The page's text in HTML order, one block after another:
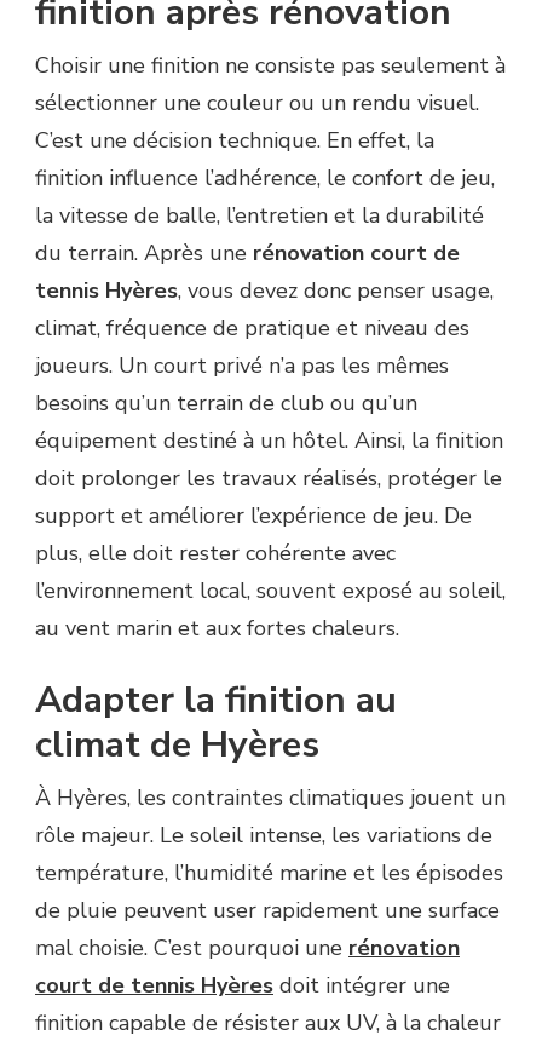
APRÈS
RÉNOVATION
COURT
TENNIS
HYÈRES
finition après rénovation
Choisir une finition ne consiste pas seulement à
sélectionner une couleur ou un rendu visuel.
C’est une décision technique. En effet, la
finition influence l’adhérence, le confort de jeu,
la vitesse de balle, l’entretien et la durabilité
du terrain. Après une rénovation court de
tennis Hyères, vous devez donc penser usage,
climat, fréquence de pratique et niveau des
joueurs. Un court privé n’a pas les mêmes
besoins qu’un terrain de club ou qu’un
équipement destiné à un hôtel. Ainsi, la finition
doit prolonger les travaux réalisés, protéger le
support et améliorer l’expérience de jeu. De
plus, elle doit rester cohérente avec
l’environnement local, souvent exposé au soleil,
au vent marin et aux fortes chaleurs.
Adapter la finition au
climat de Hyères
À Hyères, les contraintes climatiques jouent un
rôle majeur. Le soleil intense, les variations de
température, l’humidité marine et les épisodes
de pluie peuvent user rapidement une surface
mal choisie. C’est pourquoi une rénovation
court de tennis Hyères doit intégrer une
finition capable de résister aux UV, à la chaleur